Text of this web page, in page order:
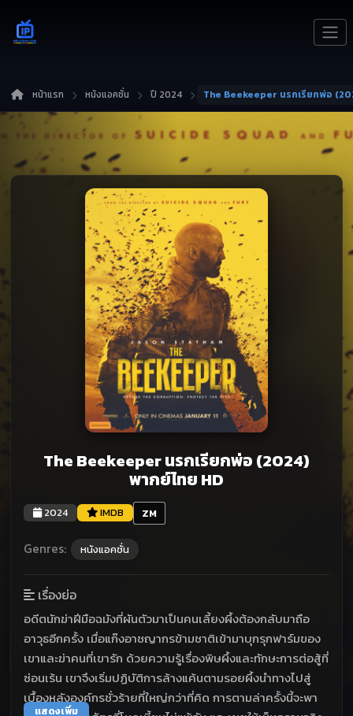
หน้าแรก หนังแอคชั่น ปี 2024
The Beekeeper นรกเรียกพ่อ (2024)
พากย์ไทย HD
2024 IMDB ZM
Genres: หนังแอคชั่น
เรื่องย่อ
อดีตนักฆ่าฝีมือฉมังที่ผันตัวมาเป็นคนเลี้ยงผึ้งต้องกลับมาถือ
อาวุธอีกครั้ง เมื่อแก๊งอาชญากรข้ามชาติเข้ามาบุกรุกฟาร์มของ
เขาและฆ่าคนที่เขารัก ด้วยความรู้เรื่องพิษผึ้งและทักษะการต่อสู้ที่
ซ่อนเร้น เขาจึงเริ่มปฏิบัติการล้างแค้นตามรอยผึ้งนำทางไปสู่
เบื้องหลังองค์กรชั่วร้ายที่ใหญ่กว่าที่คิด การตามล่าครั้งนี้จะพา
แสดงเพิ่ม